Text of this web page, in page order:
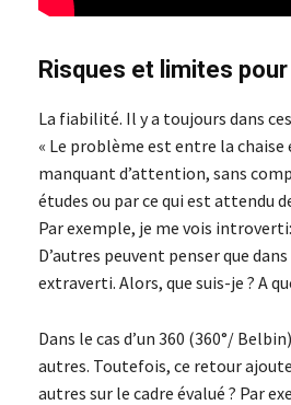
Risques et limites
La fiabilité. Il y a toujours dans
« Le problème est entre la chaise
manquant d’attention, sans
études ou par ce qui est attendu
Par exemple, je me vois
D’autres peuvent penser que
extraverti. Alors, que suis-je ? A
Dans le cas d’un 360 (360°/
autres. Toutefois, ce retour
autres sur le cadre évalué ? Par